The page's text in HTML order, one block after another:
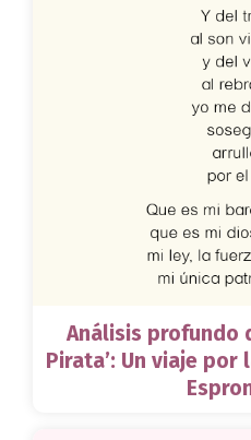
Análisis profundo
Pirata’: Un viaje por